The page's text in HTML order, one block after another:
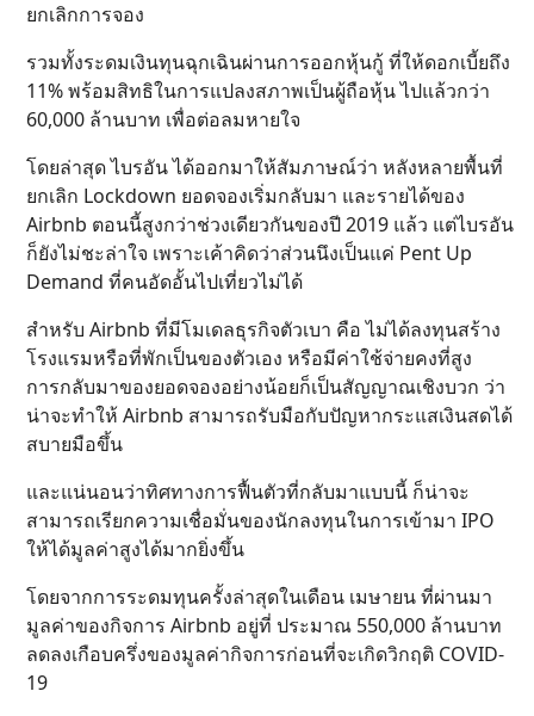
ยกเลิกการจอง
รวมทั้งระดมเงินทุนฉุกเฉินผ่านการออกหุ้นกู้ ที่ให้ดอกเบี้ยถึง
11% พร้อมสิทธิในการแปลงสภาพเป็นผู้ถือหุ้น ไปแล้วกว่า
60,000 ล้านบาท เพื่อต่อลมหายใจ
โดยล่าสุด ไบรอัน ได้ออกมาให้สัมภาษณ์ว่า หลังหลายพื้นที่
ยกเลิก Lockdown ยอดจองเริ่มกลับมา และรายได้ของ
Airbnb ตอนนี้สูงกว่าช่วงเดียวกันของปี 2019 แล้ว แต่ไบรอัน
ก็ยังไม่ชะล่าใจ เพราะเค้าคิดว่าส่วนนึงเป็นแค่ Pent Up
Demand ที่คนอัดอั้นไปเที่ยวไม่ได้
สำหรับ Airbnb ที่มีโมเดลธุรกิจตัวเบา คือ ไม่ได้ลงทุนสร้าง
โรงแรมหรือที่พักเป็นของตัวเอง หรือมีค่าใช้จ่ายคงที่สูง
การกลับมาของยอดจองอย่างน้อยก็เป็นสัญญาณเชิงบวก ว่า
น่าจะทำให้ Airbnb สามารถรับมือกับปัญหากระแสเงินสดได้
สบายมือขึ้น
และแน่นอนว่าทิศทางการฟื้นตัวที่กลับมาแบบนี้ ก็น่าจะ
สามารถเรียกความเชื่อมั่นของนักลงทุนในการเข้ามา IPO
ให้ได้มูลค่าสูงได้มากยิ่งขึ้น
โดยจากการระดมทุนครั้งล่าสุดในเดือน เมษายน ที่ผ่านมา
มูลค่าของกิจการ Airbnb อยู่ที่ ประมาณ 550,000 ล้านบาท
ลดลงเกือบครึ่งของมูลค่ากิจการก่อนที่จะเกิดวิกฤติ COVID-
19